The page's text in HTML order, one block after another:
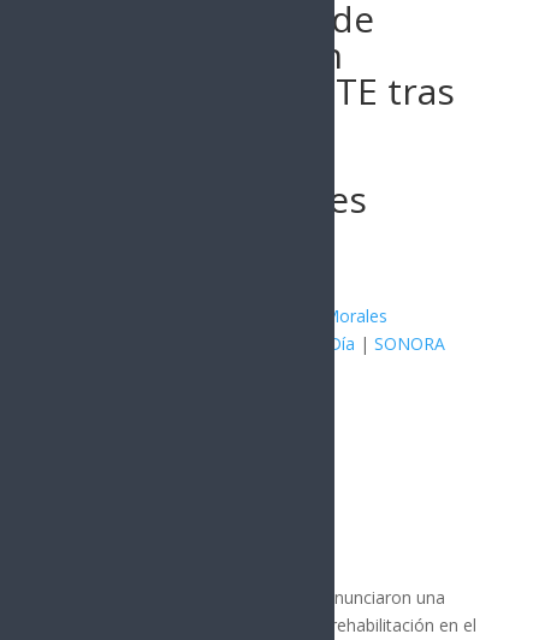
Anuncian obras de
rehabilitación en
Hospital del ISSSTE tras
derechohabientes
Juan Antonio Pérez Morales
Noticia del Día | SONORA
Autoridades anunciaron una
serie de obras de mantenimiento y rehabilitación en el